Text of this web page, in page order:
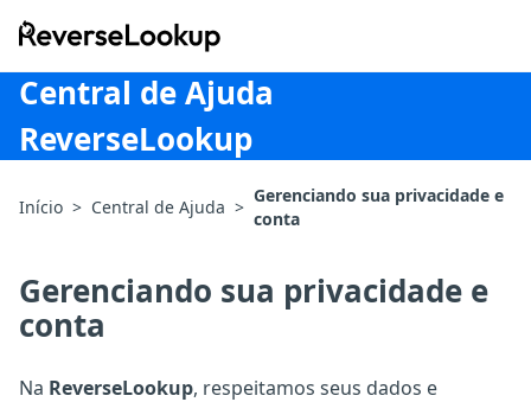
ReverseLookup
Central de Ajuda
ReverseLookup
Início > Central de Ajuda >
Gerenciando sua privacidade e
conta
Gerenciando sua privacidade e
conta
Na ReverseLookup, respeitamos seus dados e